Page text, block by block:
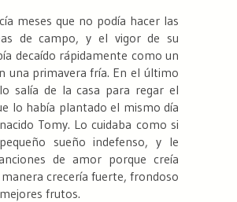
meses que no podía hacer las
de campo, y el vigor de su
decaído rápidamente como un
una primavera fría. En el último
salía de la casa para regar el
lo había plantado el mismo día
Tomy. Lo cuidaba como si
sueño indefenso, y le
de amor porque creía
manera crecería fuerte, frondoso
frutos.